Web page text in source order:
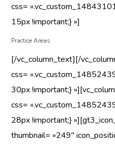
css=
15px !important;} »]
Practice Areas
[/vc_column_text][/
css=
30px !important;}
css=
28px !important;}
thumbnail= »249″